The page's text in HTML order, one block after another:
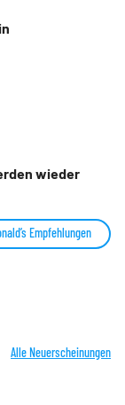
wieder
Empfehlungen
Alle Neuerscheinungen